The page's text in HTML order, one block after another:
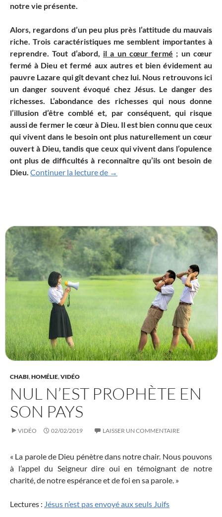
notre vie présente.
Alors, regardons d’un peu plus près l’attitude du mauvais
riche. Trois caractéristiques me semblent importantes à
reprendre. Tout d’abord, il a un cœur fermé ; un cœur
fermé à Dieu et fermé aux autres et bien évidement au
pauvre Lazare qui gît devant chez lui. Nous retrouvons ici
un danger souvent évoqué chez Jésus. Le danger des
richesses. L’abondance des richesses qui nous donne
l’illusion d’être comblé et, par conséquent, qui risque
aussi de fermer le cœur à Dieu. Il est bien connu que ceux
qui vivent dans le besoin ont plus naturellement un cœur
ouvert à Dieu, tandis que ceux qui vivent dans l’opulence
ont plus de difficultés à reconnaître qu’ils ont besoin de
Dieu. Continuer la lecture de Tu as reçu le bonheur, et Lazare,
→
CHABI,HOMÉLIE,VIDÉO
NUL N’EST PROPHÈTE EN
SON PAYS
VIDÉO 02/02/2019 LAISSER UN COMMENTAIRE
« La parole de Dieu pénètre dans notre chair. Nous pouvons
à l’appel du Seigneur dire oui en témoignant de notre
charité, de notre espérance et de foi en sa parole. »
Lectures : Jésus n’est pas envoyé aux seuls Juifs